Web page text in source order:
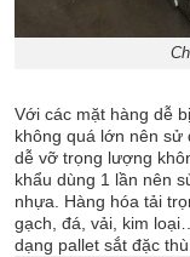
Với các mặt hàng dễ
không quá lớn nên sử
dễ vỡ trọng lượng
khẩu dùng 1 lần nên
nhựa. Hàng hóa tải
gạch, đá, vải, kim
dạng pallet sắt đặc thù.